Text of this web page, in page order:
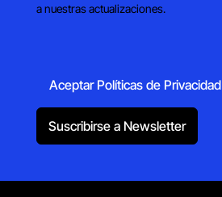
a nuestras actualizaciones.
Aceptar Políticas de Privacidad
Suscribirse a Newsletter